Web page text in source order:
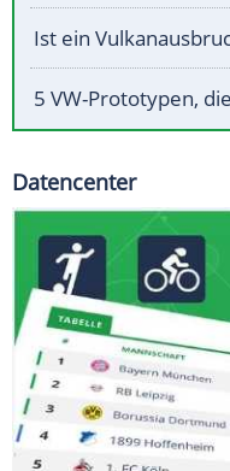
Ist ein
5 VW-Prototypen,
Datencenter